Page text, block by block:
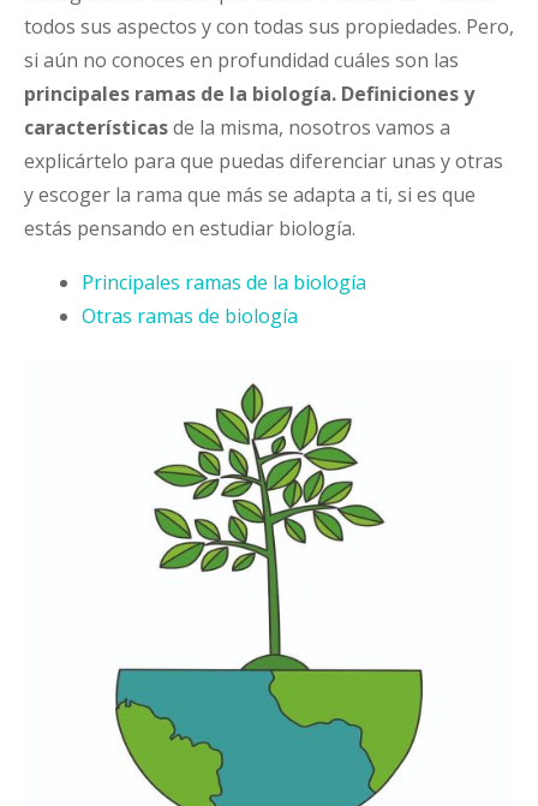
todos sus aspectos y con todas sus propiedades. Pero,
si aún no conoces en profundidad cuáles son las
principales ramas de la biología. Definiciones y
característicasde la misma, nosotros vamos a
explicártelo para que puedas diferenciar unas y otras
y escoger la rama que más se adapta a ti, si es que
estás pensando en estudiar biología.
Principales ramas de la biología
Otras ramas de biología